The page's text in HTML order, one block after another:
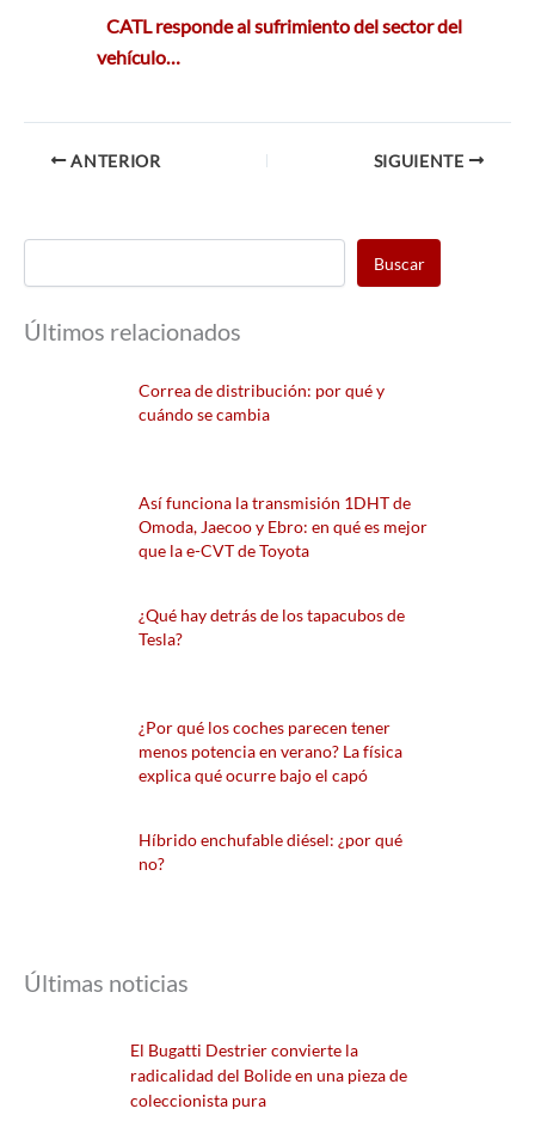
CATL responde al sufrimiento del sector del
vehículo…
ANTERIOR SIGUIENTE
Buscar
Últimos relacionados
Correa de distribución: por qué y
cuándo se cambia
Así funciona la transmisión 1DHT de
Omoda, Jaecoo y Ebro: en qué es mejor
que la e-CVT de Toyota
¿Qué hay detrás de los tapacubos de
Tesla?
¿Por qué los coches parecen tener
menos potencia en verano? La física
explica qué ocurre bajo el capó
Híbrido enchufable diésel: ¿por qué
no?
Últimas noticias
El Bugatti Destrier convierte la
radicalidad del Bolide en una pieza de
coleccionista pura